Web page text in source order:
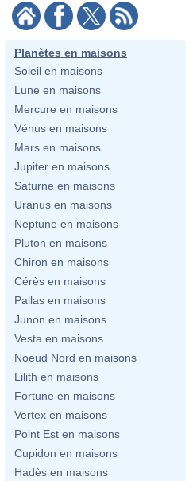
Planètes en maisons
Soleil en maisons
Lune en maisons
Mercure en maisons
Vénus en maisons
Mars en maisons
Jupiter en maisons
Saturne en maisons
Uranus en maisons
Neptune en maisons
Pluton en maisons
Chiron en maisons
Cérès en maisons
Pallas en maisons
Junon en maisons
Vesta en maisons
Noeud Nord en maisons
Lilith en maisons
Fortune en maisons
Vertex en maisons
Point Est en maisons
Cupidon en maisons
Hadès en maisons